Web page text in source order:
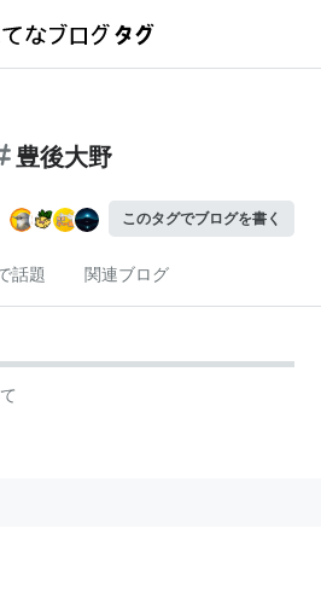
豊後大野
このタグでブログを書く
話題 関連ブログ